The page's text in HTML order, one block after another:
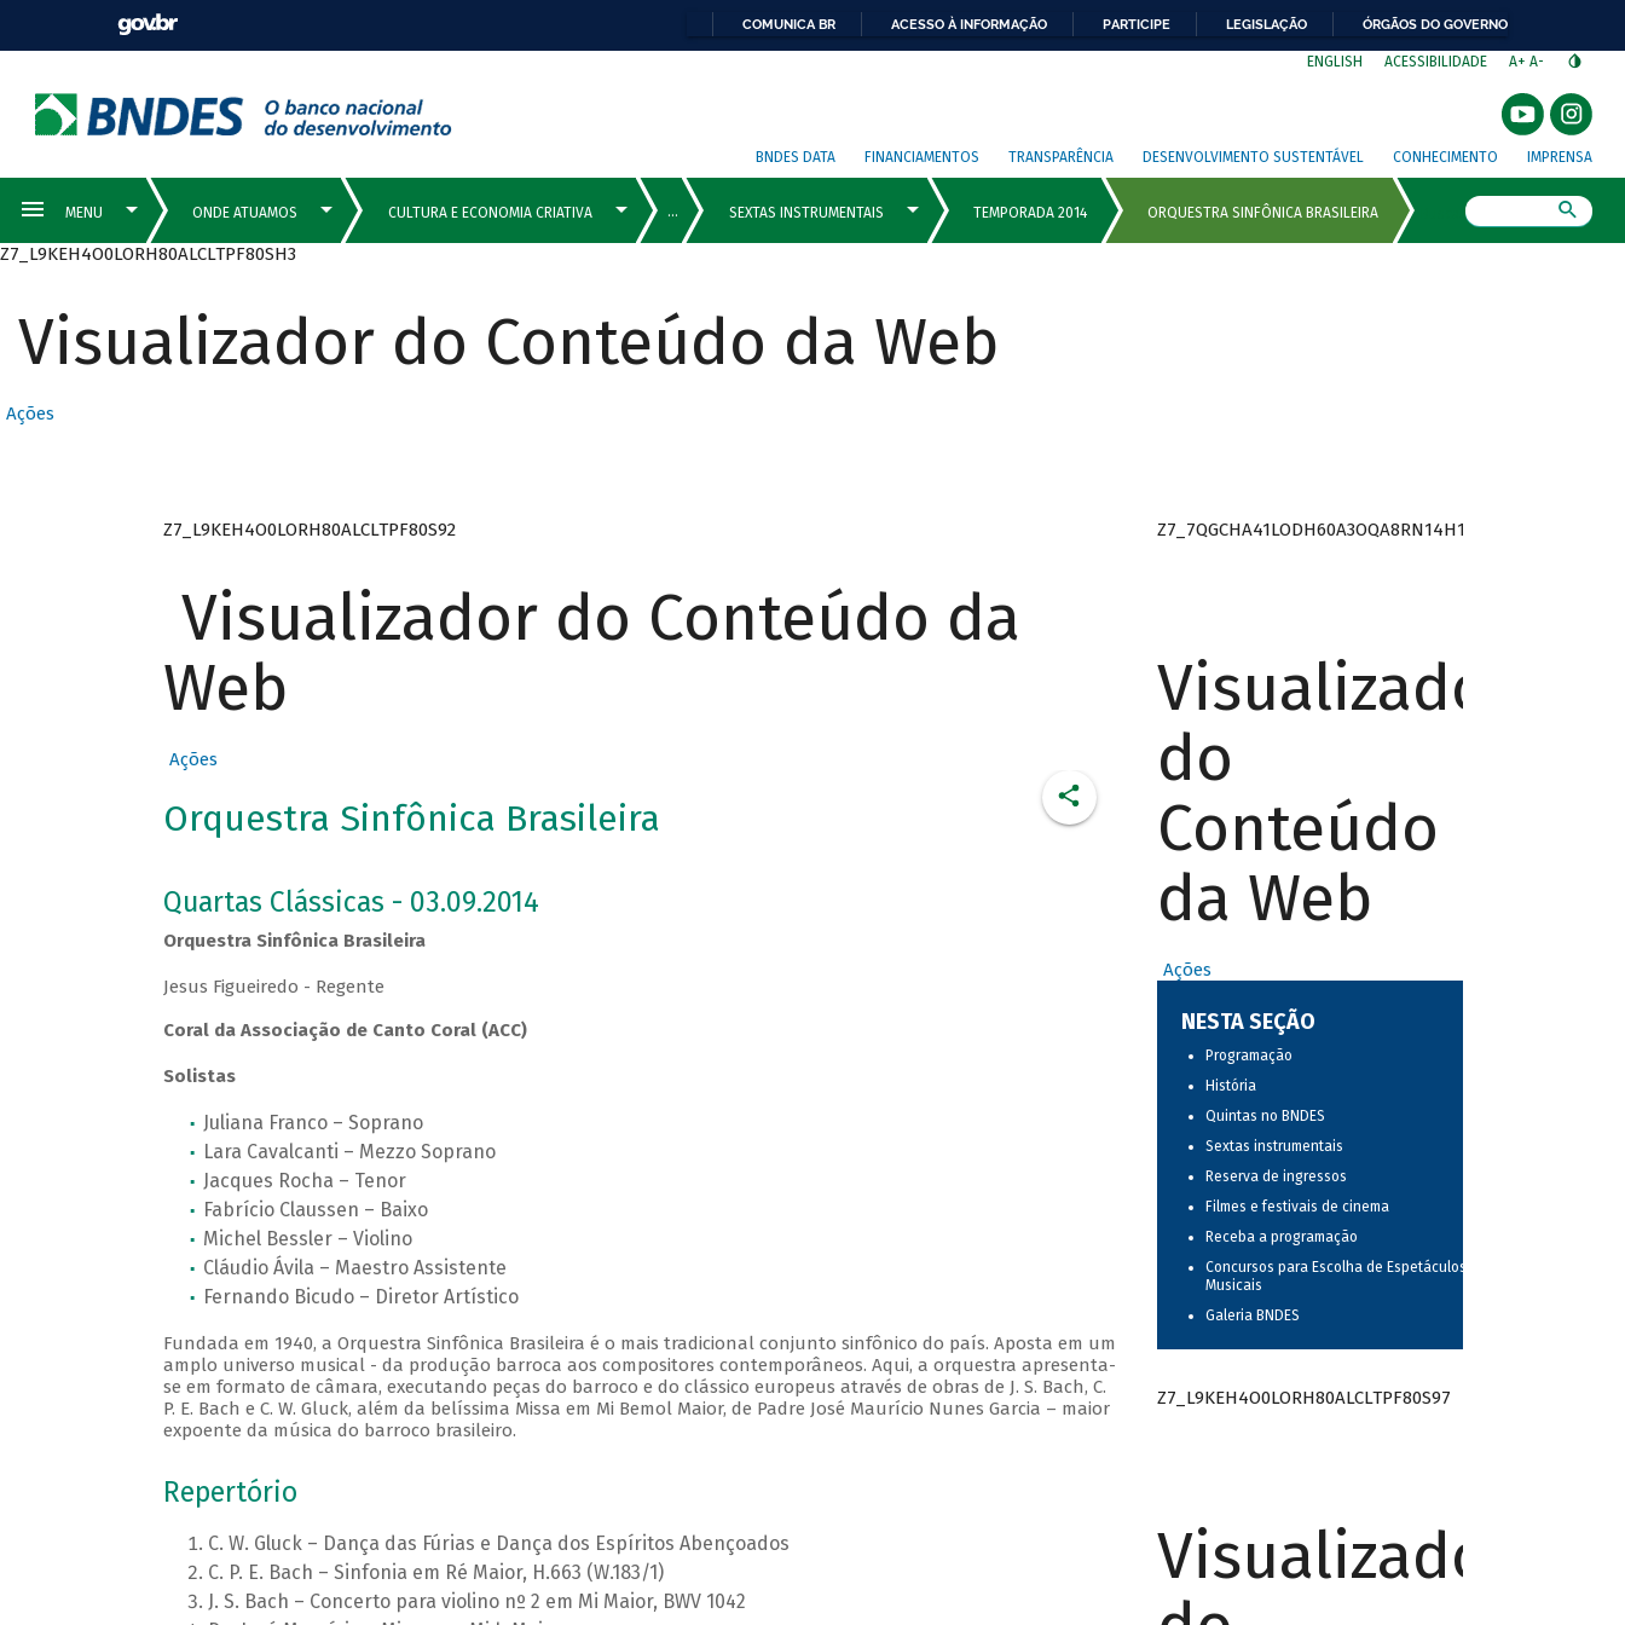
COMUNICA BR ACESSO À INFORMAÇÃO PARTICIPE LEGISLAÇÃO ÓRGÃOS DO GOVERNO
ENGLISH ACESSIBILIDADE A+ A-
BNDES DATA FINANCIAMENTOS TRANSPARÊNCIA DESENVOLVIMENTO SUSTENTÁVEL CONHECIMENTO IMPRENSA
Z7_L9KEH4O0LORH80ALCLTPF80SH3
Visualizador do Conteúdo da Web
Ações
Z7_L9KEH4O0LORH80ALCLTPF80S92
Visualizador do Conteúdo da
Web
Ações
Orquestra Sinfônica Brasileira
Quartas Clássicas - 03.09.2014
Orquestra Sinfônica Brasileira
Jesus Figueiredo - Regente
Coral da Associação de Canto Coral (ACC)
Solistas
Juliana Franco – Soprano
Lara Cavalcanti – Mezzo Soprano
Jacques Rocha – Tenor
Fabrício Claussen – Baixo
Michel Bessler – Violino
Cláudio Ávila – Maestro Assistente
Fernando Bicudo – Diretor Artístico
Fundada em 1940, a Orquestra Sinfônica Brasileira é o mais tradicional conjunto sinfônico do país. Aposta em um
amplo universo musical - da produção barroca aos compositores contemporâneos. Aqui, a orquestra apresenta-
se em formato de câmara, executando peças do barroco e do clássico europeus através de obras de J. S. Bach, C.
P. E. Bach e C. W. Gluck, além da belíssima Missa em Mi Bemol Maior, de Padre José Maurício Nunes Garcia – maior
expoente da música do barroco brasileiro.
Repertório
C. W. Gluck – Dança das Fúrias e Dança dos Espíritos Abençoados
C. P. E. Bach – Sinfonia em Ré Maior, H.663 (W.183/1)
J. S. Bach – Concerto para violino nº 2 em Mi Maior, BWV 1042
Z7_7QGCHA41LODH60A3OQA8RN14H1
Visualizador
do
Conteúdo
da Web
Ações
NESTA SEÇÃO
Programação
História
Quintas no BNDES
Sextas instrumentais
Reserva de ingressos
Filmes e festivais de cinema
Receba a programação
Concursos para Escolha de Espetáculos
Musicais
Galeria BNDES
Z7_L9KEH4O0LORH80ALCLTPF80S97
Visualizador